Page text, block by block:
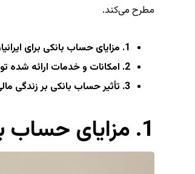
مطرح می‌کند.
1. مزایای حساب بانکی برای ایرانیان در انگلیس
2. امکانات و خدمات ارائه شده توسط بانک‌های انگلیسی برای ایرانیان
3. تأثیر حساب بانکی بر زندگی مالی و اقتصادی ایرانیان در انگلیس
1. مزایای حساب بانکی برای ایرانیان در انگلیس